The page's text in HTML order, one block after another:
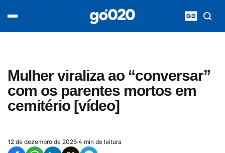
Mulher viraliza ao “conversar”
com os parentes mortos em
cemitério [vídeo]
12 de dezembro de 2025·4 min de leitura
acontece agora
entretenimento
vídeos
pod020